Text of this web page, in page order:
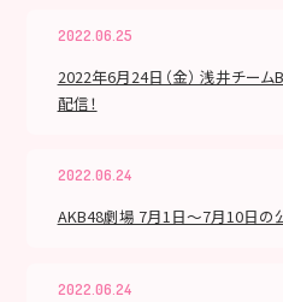
2022.06.25
2022年6月24日（金） 浅井チーム
配信！
2022.06.24
AKB48劇場 7月1日〜7月10日の
2022.06.24